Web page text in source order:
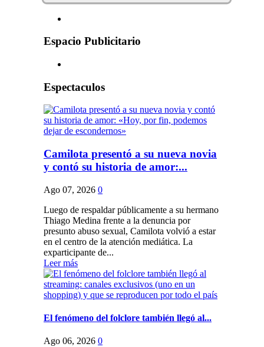
Espacio Publicitario
Espectaculos
Camilota presentó a su nueva novia
y contó su historia de amor:...
Ago 07, 2026 0
Luego de respaldar públicamente a su hermano
Thiago Medina frente a la denuncia por
presunto abuso sexual, Camilota volvió a estar
en el centro de la atención mediática. La
exparticipante de...
Leer más
El fenómeno del folclore también llegó al...
Ago 06, 2026 0